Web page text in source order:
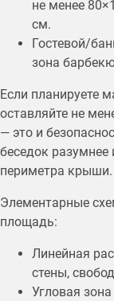
не менее
см.
Гостевой/
зона
Если планируете
оставляйте не
— это и
беседок разумнее
периметра крыши.
Элементарные
площадь:
Линейная
стены,
Угловая